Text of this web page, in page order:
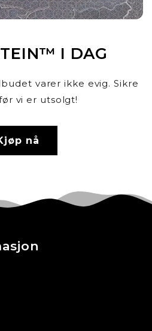
I DAG
varer ikke evig. Sikre
vi er utsolgt!
nå